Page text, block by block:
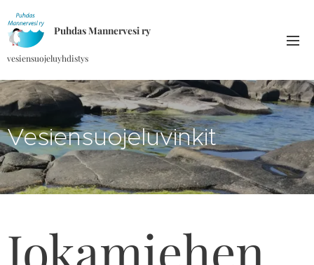
Puhdas Mannervesi ry
vesiensuojeluyhdistys
Vesiensuojeluvinkit
Jokamiehen